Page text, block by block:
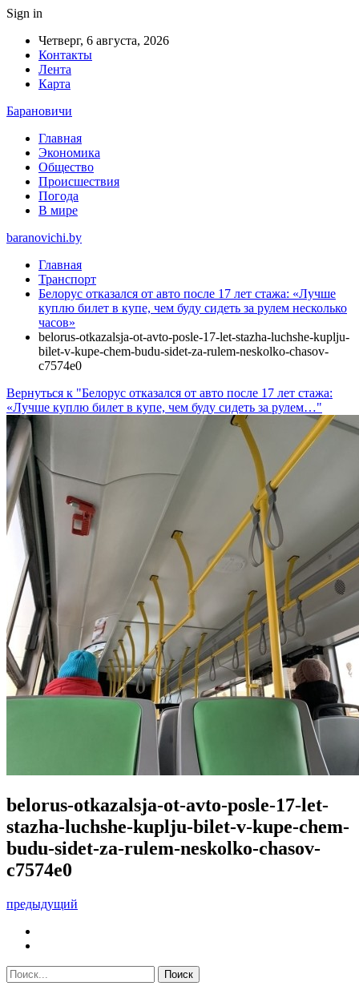
Sign in
Четверг, 6 августа, 2026
Контакты
Лента
Карта
Барановичи
Главная
Экономика
Общество
Происшествия
Погода
В мире
baranovichi.by
Главная
Транспорт
Белорус отказался от авто после 17 лет стажа: «Лучше
куплю билет в купе, чем буду сидеть за рулем несколько
часов»
belorus-otkazalsja-ot-avto-posle-17-let-stazha-luchshe-kuplju-
bilet-v-kupe-chem-budu-sidet-za-rulem-neskolko-chasov-
c7574e0
Вернуться к "Белорус отказался от авто после 17 лет стажа:
«Лучше куплю билет в купе, чем буду сидеть за рулем…"
belorus-otkazalsja-ot-avto-posle-17-let-
stazha-luchshe-kuplju-bilet-v-kupe-chem-
budu-sidet-za-rulem-neskolko-chasov-
c7574e0
предыдущий